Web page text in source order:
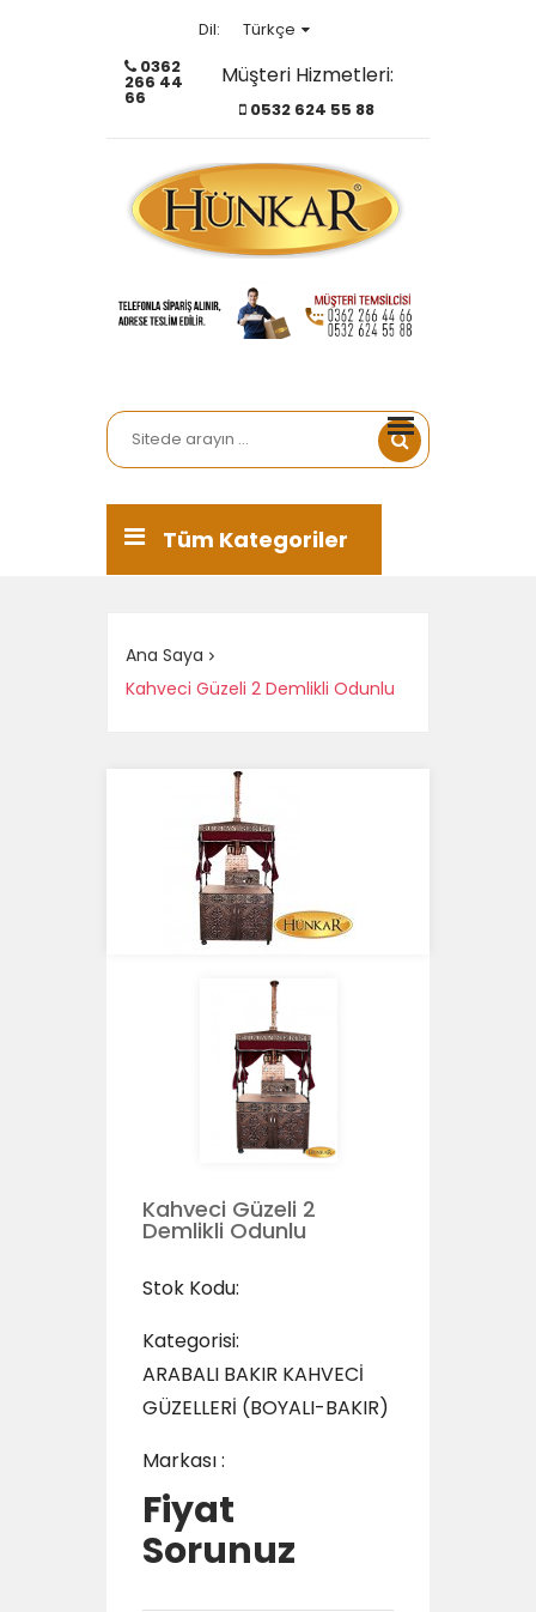
Dil: Türkçe
Türkçe
English
0362
266 44
66
Müşteri Hizmetleri:
0532 624 55 88
Tüm Kategoriler
Ana Saya
Kahveci Güzeli 2 Demlikli Odunlu
Kahveci Güzeli 2
Demlikli Odunlu
Stok Kodu:
Kategorisi:
ARABALI BAKIR KAHVECİ
GÜZELLERİ (BOYALI-BAKIR)
Markası :
Fiyat
Sorunuz